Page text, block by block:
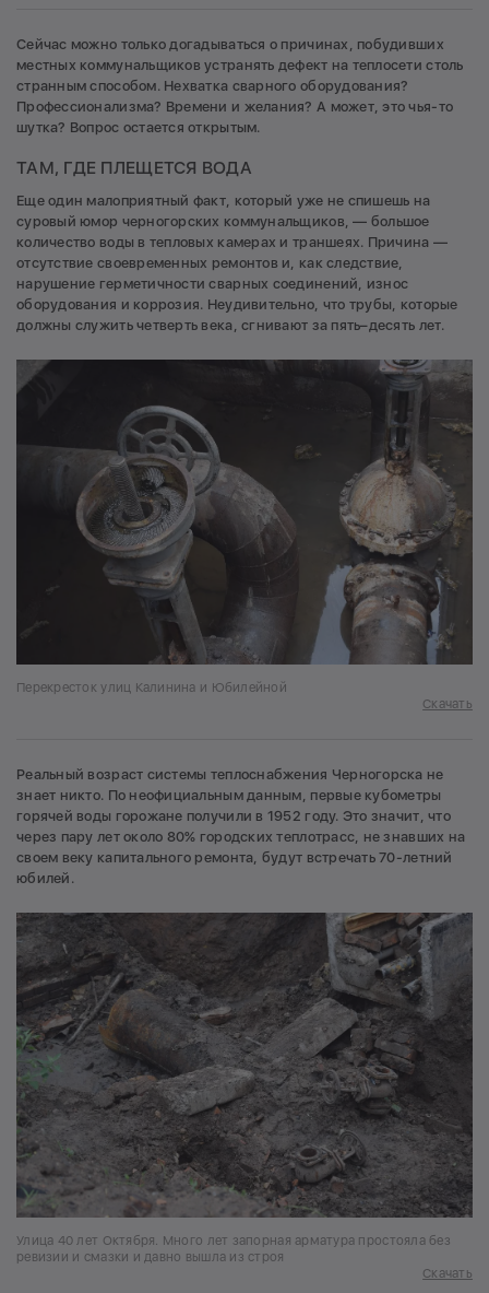
Сейчас можно только догадываться о причинах, побудивших
местных коммунальщиков устранять дефект на теплосети столь
странным способом. Нехватка сварного оборудования?
Профессионализма? Времени и желания? А может, это чья-то
шутка? Вопрос остается открытым.
ТАМ, ГДЕ ПЛЕЩЕТСЯ ВОДА
Еще один малоприятный факт, который уже не спишешь на
суровый юмор черногорских коммунальщиков, — большое
количество воды в тепловых камерах и траншеях. Причина —
отсутствие своевременных ремонтов и, как следствие,
нарушение герметичности сварных соединений, износ
оборудования и коррозия. Неудивительно, что трубы, которые
должны служить четверть века, сгнивают за пять–десять лет.
Перекресток улиц Калинина и Юбилейной
Скачать
Реальный возраст системы теплоснабжения Черногорска не
знает никто. По неофициальным данным, первые кубометры
горячей воды горожане получили в 1952 году. Это значит, что
через пару лет около 80% городских теплотрасс, не знавших на
своем веку капитального ремонта, будут встречать 70-летний
юбилей.
Улица 40 лет Октября. Много лет запорная арматура простояла без
ревизии и смазки и давно вышла из строя
Скачать